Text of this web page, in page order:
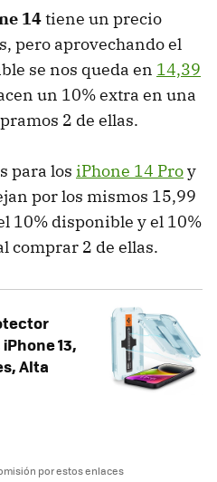
14tiene un precio
pero aprovechando el
se nos queda en 14,39
un 10% extra en una
2 de ellas.
para los iPhone 14 Proy
por los mismos 15,99
10% disponible y el 10%
comprar 2 de ellas.
13,
Alta
por estos enlaces